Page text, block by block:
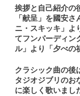
挨拶と自己紹介の
「献呈」を國安
ニ・スキッキ」よ
てフンパーディ
ル」より「夕べの
クラシック曲の後
タジオジブリのお
に楽しく歌いまし